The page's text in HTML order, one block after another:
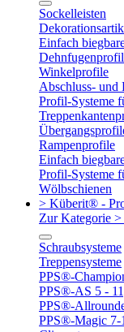
Sockelleisten
Einfach
Winkelprofile
Abschluss- und
Profil-Systeme
Rampenprofile
Einfach
Profil-Systeme
Wölbschienen
> Küberit® -
Zur Kategorie
Schraubsysteme
Treppensysteme
PPS®-
PPS®-AS 5 -
PPS®-
PPS®-Magic 7-